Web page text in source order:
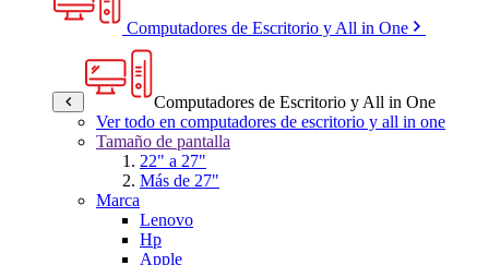
Computadores de Escritorio y All in One
Computadores de Escritorio y All in One
Ver todo en computadores de escritorio y all in one
Tamaño de pantalla
22" a 27"
Más de 27"
Marca
Lenovo
Hp
Apple